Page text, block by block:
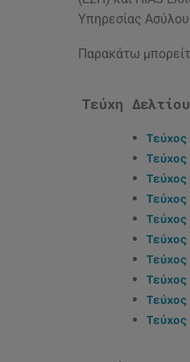
Υπηρεσίας
Παρακάτω
Τεύχη